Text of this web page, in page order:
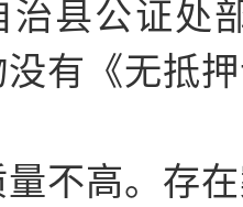
治县公证处
有《无抵
不高。 存